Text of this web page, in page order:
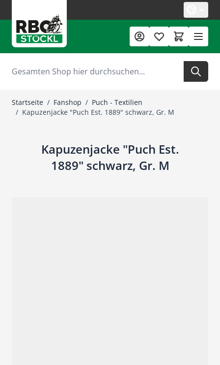
Suche
Startseite / Fanshop / Puch - Textilien
/ Kapuzenjacke "Puch Est. 1889" schwarz, Gr. M
Kapuzenjacke "Puch Est.
1889" schwarz, Gr. M